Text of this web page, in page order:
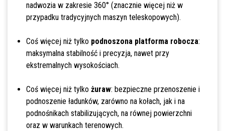
nadwozia w zakresie 360° (znacznie więcej niż w
przypadku tradycyjnych maszyn teleskopowych).
Coś więcej niż tylko podnoszona platforma robocza:
maksymalna stabilność i precyzja, nawet przy
ekstremalnych wysokościach.
Coś więcej niż tylko żuraw: bezpieczne przenoszenie i
podnoszenie ładunków, zarówno na kołach, jak i na
podnośnikach stabilizujących, na równej powierzchni
oraz w warunkach terenowych.